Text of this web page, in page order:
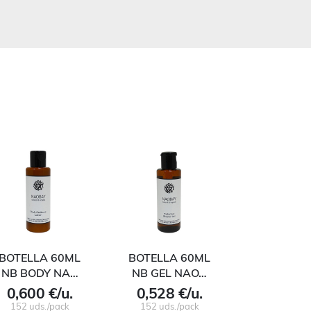
BOTELLA 60ML
NB BODY NA…
0,600 €/u.
152 uds./pack
BOTELLA 60ML
NB GEL NAO…
0,528 €/u.
152 uds./pack